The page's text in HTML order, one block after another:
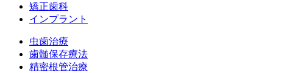
矯正歯科
インプラント
虫歯治療
歯髄保存療法
精密根管治療